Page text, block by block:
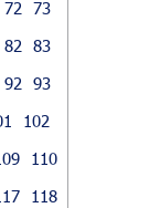
72
73
82
83
92
93
102
110
118